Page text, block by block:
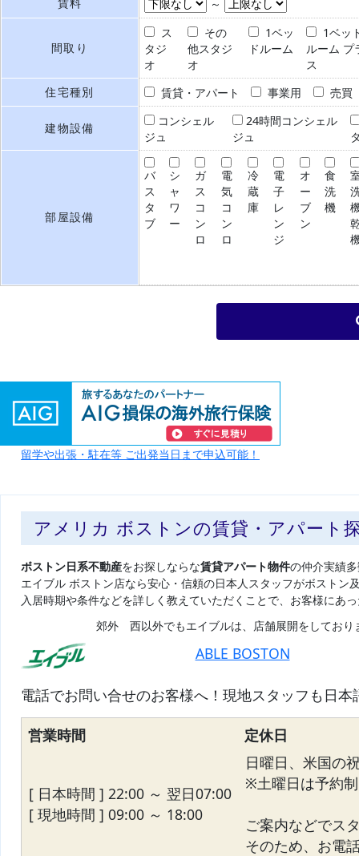
～
間取り
ス
タジ
オ
その
他スタジ
オ
1ベッ
ドルーム
1ベッ
ルーム プ
ス
住宅種別
賃貸・アパート 事業用 売買
建物設備
コンシェル
ジュ
24時間コンシェル
ジュ
部屋設備
バ
ス
タ
ブ
シ
ャ
ワ
ー
ガ
ス
コ
ン
ロ
電
気
コ
ン
ロ
冷
蔵
庫
電
子
レ
ン
ジ
オ
ー
ブ
ン
食
洗
機
留学や出張・駐在等 ご出発当日まで申込可能！
アメリカ ボストンの賃貸・アパート
ボストン日系不動産をお探しならな賃貸アパート物件の仲介実績
エイブル ボストン店なら安心・信頼の日本人スタッフがボストン
入居時期や条件などを詳しく教えていただくことで、お客様にあ
郊外 西以外でもエイブルは、店舗展開をしており
ABLE BOSTON
電話でお問い合せのお客様へ！現地スタッフも日
営業時間 定休日
[ 日本時間 ] 22:00 ～ 翌日07:00
[ 現地時間 ] 09:00 ～ 18:00
日曜日、米国の
※土曜日は予約制
ご案内などでス
そのため、お電